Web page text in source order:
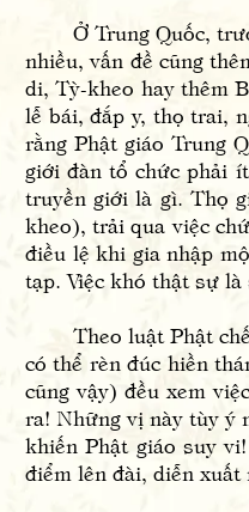
Ở Trung Quốc,
nhiều, vấn đề cũng
di, Tỳ-kheo hay thêm
lễ bái, đắp y, thọ trai,
rằng Phật giáo Trung
giới đàn tổ chức phải
truyền giới là gì. Thọ
kheo), trải qua việc
điều lệ khi gia nhập
tạp. Việc khó thật sự
Theo luật Phật chế,
có thể rèn đúc hiền
cũng vậy) đều xem
ra! Những vị này tùy ý
khiến Phật giáo suy
điểm lên đài, diễn xuất